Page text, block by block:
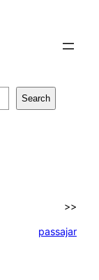
Search
>>
passajar